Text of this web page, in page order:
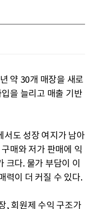
약 30개 매장을 새로
을 늘리고 매출 기반
서도 성장 여지가 남아
매와 저가 판매에 익
크다. 물가 부담이 이
력이 더 커질 수 있다.
, 회원제 수익 구조가